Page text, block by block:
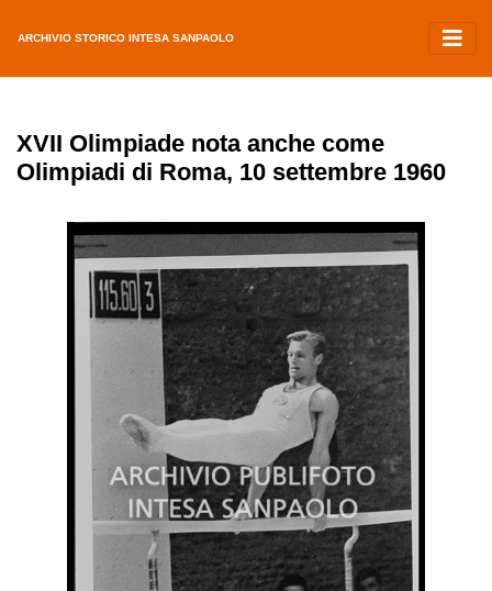
ARCHIVIO STORICO INTESA SANPAOLO
XVII Olimpiade nota anche come
Olimpiadi di Roma, 10 settembre 1960